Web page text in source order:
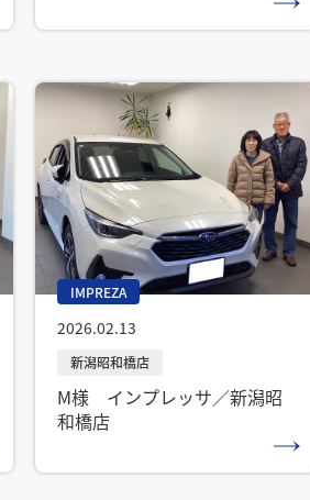
IMPREZA
2026.02.13
新潟昭和橋店
M様 インプレッサ／新潟昭
和橋店